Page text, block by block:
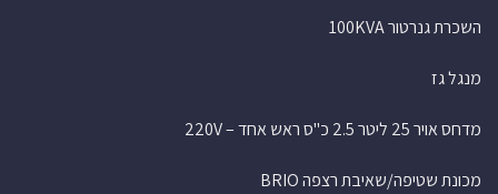
השכרת גנרטור 100KVA
מנגל גז
מדחס אויר 25 ליטר 2.5 כ"ס ראש אחד – 220V
מכונת שטיפה/שאיבת רצפה BRIO